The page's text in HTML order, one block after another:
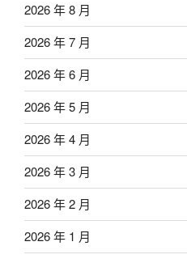
2026 年 8 月
2026 年 7 月
2026 年 6 月
2026 年 5 月
2026 年 4 月
2026 年 3 月
2026 年 2 月
2026 年 1 月